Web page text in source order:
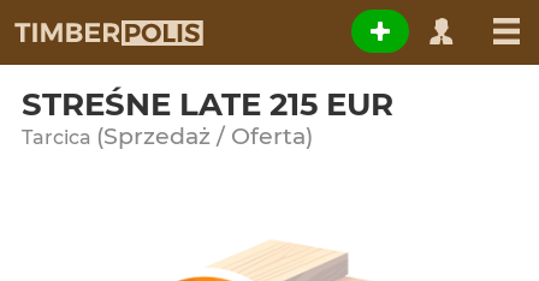
STREŚNE LATE 215 EUR
Tarcica (Sprzedaż / Oferta)